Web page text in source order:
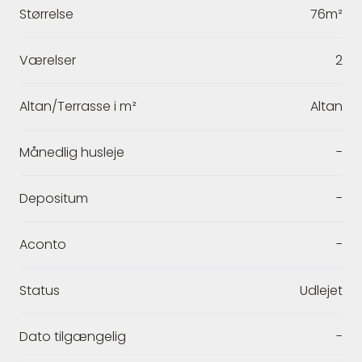
Størrelse 76m²
Værelser 2
Altan/Terrasse i m² Altan
Månedlig husleje -
Depositum -
Aconto -
Status Udlejet
Dato tilgængelig -